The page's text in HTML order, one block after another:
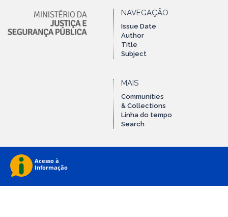
NAVEGAÇÃO
Issue Date
Author
Title
Subject
MAIS
Communities
& Collections
Linha do tempo
Search